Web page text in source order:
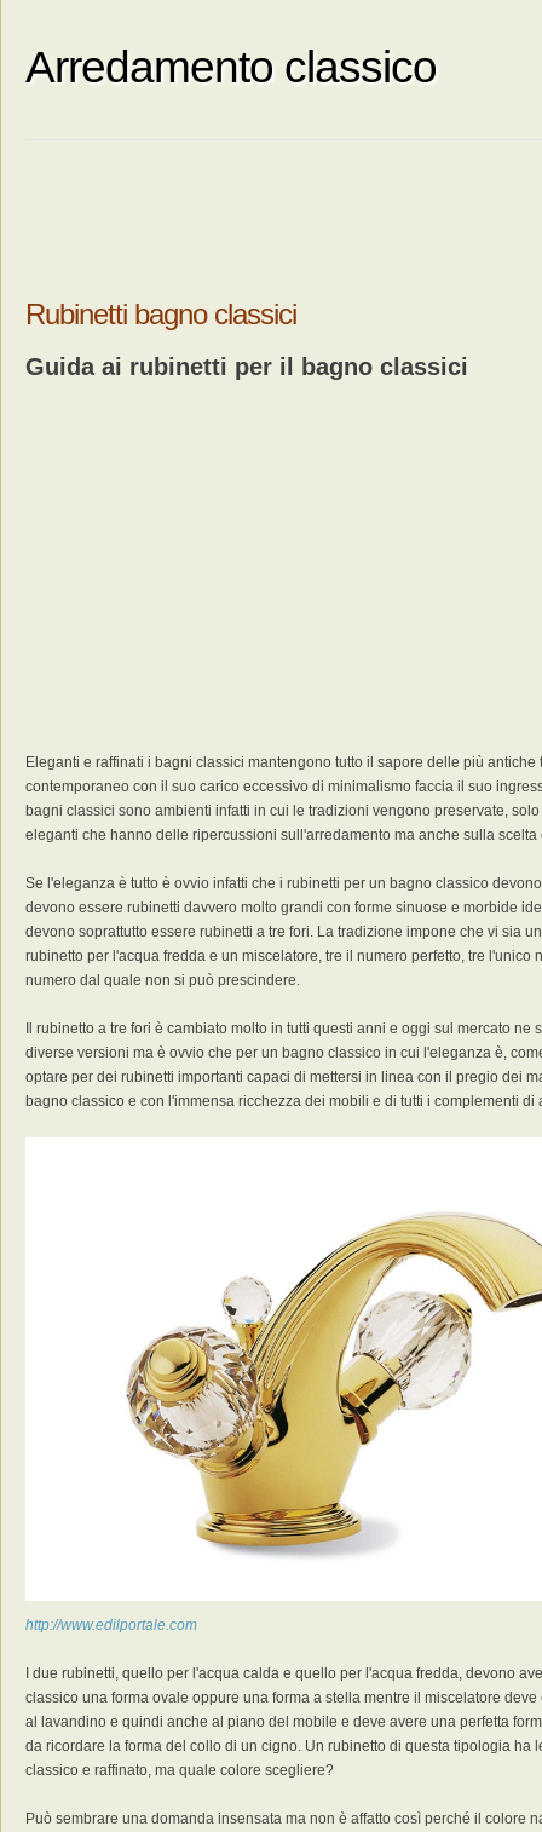
Arredamento classico
Rubinetti bagno classici
Guida ai rubinetti per il bagno classici
Eleganti e raffinati i bagni classici mantengono tutto il sapore delle più
contemporaneo con il suo carico eccessivo di minimalismo faccia il suo
bagni classici sono ambienti infatti in cui le tradizioni vengono preservate,
eleganti che hanno delle ripercussioni sull'arredamento ma anche sulla
Se l'eleganza è tutto è ovvio infatti che i rubinetti per un bagno classico
devono essere rubinetti davvero molto grandi con forme sinuose e morbide
devono soprattutto essere rubinetti a tre fori. La tradizione impone che vi sia
rubinetto per l'acqua fredda e un miscelatore, tre il numero perfetto, tre l'unico
numero dal quale non si può prescindere.
Il rubinetto a tre fori è cambiato molto in tutti questi anni e oggi sul mercato
diverse versioni ma è ovvio che per un bagno classico in cui l'eleganza è,
optare per dei rubinetti importanti capaci di mettersi in linea con il pregio dei
bagno classico e con l'immensa ricchezza dei mobili e di tutti i complementi di
http://www.edilportale.com
I due rubinetti, quello per l'acqua calda e quello per l'acqua fredda, devono
classico una forma ovale oppure una forma a stella mentre il miscelatore
al lavandino e quindi anche al piano del mobile e deve avere una perfetta
da ricordare la forma del collo di un cigno. Un rubinetto di questa tipologia ha
classico e raffinato, ma quale colore scegliere?
Può sembrare una domanda insensata ma non è affatto così perché il colore